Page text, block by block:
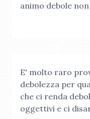
animo debole
E' molto raro
debolezza per
che ci renda
oggettivi e ci